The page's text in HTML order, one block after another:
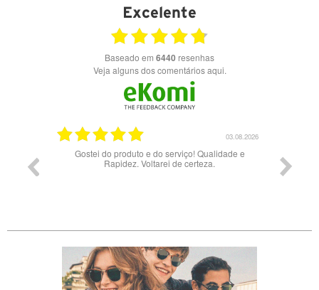
Excelente
Baseado em 6440 resenhas
Veja alguns dos comentários aqui.
03.08.2026
Gostei do produto e do serviço! Qualidade e
Rapidez. Voltarei de certeza.